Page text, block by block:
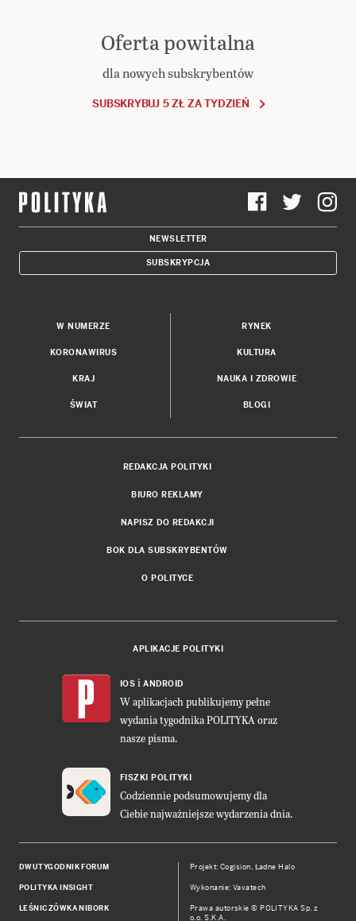
Oferta powitalna
dla nowych subskrybentów
SUBSKRYBUJ 5 ZŁ ZA TYDZIEŃ
NEWSLETTER
SUBSKRYPCJA
W NUMERZE
KORONAWIRUS
KRAJ
ŚWIAT
RYNEK
KULTURA
NAUKA I ZDROWIE
BLOGI
REDAKCJA POLITYKI
BIURO REKLAMY
NAPISZ DO REDAKCJI
BOK DLA SUBSKRYBENTÓW
O POLITYCE
APLIKACJE POLITYKI
IOS i ANDROID
W aplikacjach publikujemy pełne
wydania tygodnika POLITYKA oraz
nasze pisma.
FISZKI POLITYKI
Codziennie podsumowujemy dla
Ciebie najważniejsze wydarzenia dnia.
DWUTYGODNIK FORUM
POLITYKA INSIGHT
LEŚNICZÓWKA NIBORK
Projekt:Cogision, Ładne Halo
Wykonanie: Vavatech
Prawa autorskie © POLITYKA Sp. z
o.o. S.K.A.